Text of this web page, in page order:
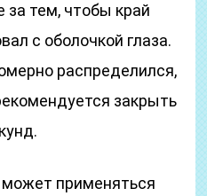
за тем, чтобы край
с оболочкой глаза.
распределился,
закрыть
применяться